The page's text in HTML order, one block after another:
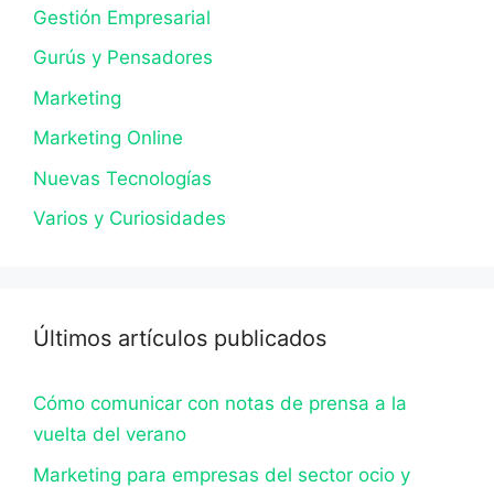
Gestión Empresarial
Gurús y Pensadores
Marketing
Marketing Online
Nuevas Tecnologías
Varios y Curiosidades
Últimos artículos publicados
Cómo comunicar con notas de prensa a la
vuelta del verano
Marketing para empresas del sector ocio y